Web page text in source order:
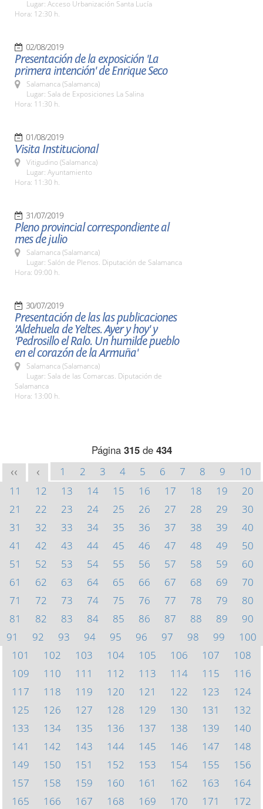
Lugar: Acceso Urbanización Santa Lucía
Hora: 12:30 h.
02/08/2019
Presentación de la exposición 'La
primera intención' de Enrique Seco
Salamanca (Salamanca)
Lugar: Sala de Exposiciones La Salina
Hora: 11:30 h.
01/08/2019
Visita Institucional
Vitigudino (Salamanca)
Lugar: Ayuntamiento
Hora: 11:30 h.
31/07/2019
Pleno provincial correspondiente al
mes de julio
Salamanca (Salamanca)
Lugar: Salón de Plenos. Diputación de Salamanca
Hora: 09:00 h.
30/07/2019
Presentación de las las publicaciones
'Aldehuela de Yeltes. Ayer y hoy' y
'Pedrosillo el Ralo. Un humilde pueblo
en el corazón de la Armuña'
Salamanca (Salamanca)
Lugar: Sala de las Comarcas. Diputación de
Salamanca
Hora: 13:00 h.
Página 315de 434
<< < 1 2 3 4 5 6 7 8 9
10
11
12 13 14 15 16 17 18 19
20
21
22 23 24 25 26 27 28 29
30
31
32 33 34 35 36 37 38 39
40
41
42 43 44 45 46 47 48 49
50
51
52 53 54 55 56 57 58 59
60
61
62 63 64 65 66 67 68 69
70
71
72 73 74 75 76 77 78 79
80
81
82 83 84 85 86 87 88 89
90
91
92 93 94 95 96 97 98 99
100
101
102 103 104 105 106 107
108
109
110 111 112 113 114 115
116
117
118 119 120 121 122 123
124
125
126 127 128 129 130 131
132
133
134 135 136 137 138 139
140
141
142 143 144 145 146 147
148
149
150 151 152 153 154 155
156
157
158 159 160 161 162 163
164
165
166 167 168 169 170 171
172